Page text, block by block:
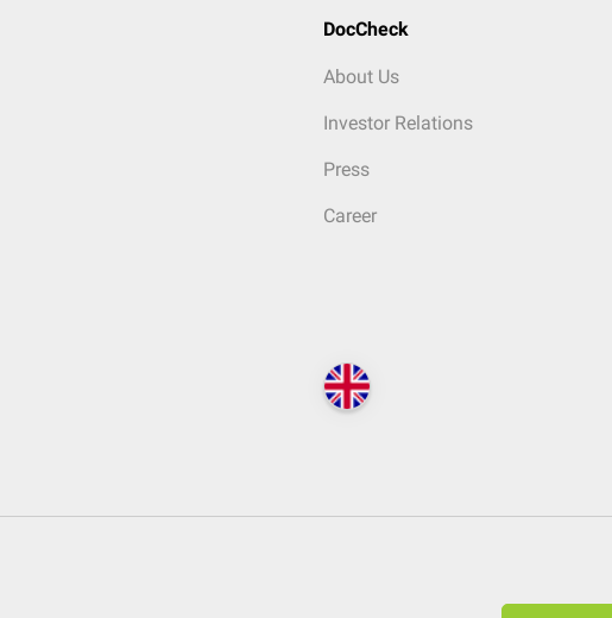
DocCheck
About Us
Investor Relations
Press
Career